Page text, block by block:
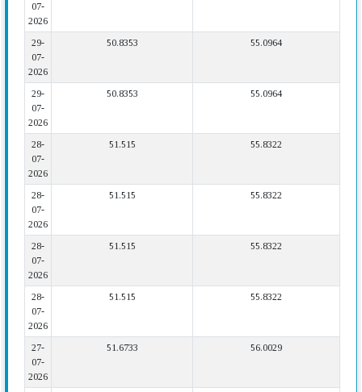
07-
2026
29-
07-
2026
50.8353 55.0964
29-
07-
2026
50.8353 55.0964
28-
07-
2026
51.515 55.8322
28-
07-
2026
51.515 55.8322
28-
07-
2026
51.515 55.8322
28-
07-
2026
51.515 55.8322
27-
07-
2026
51.6733 56.0029